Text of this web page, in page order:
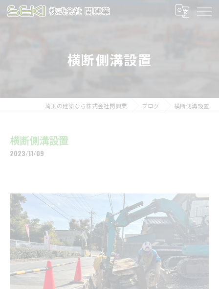
横断側溝設置
埼玉の建築なら株式会社関興業 ブログ 横断側溝設置
横断側溝設置
2023/11/09